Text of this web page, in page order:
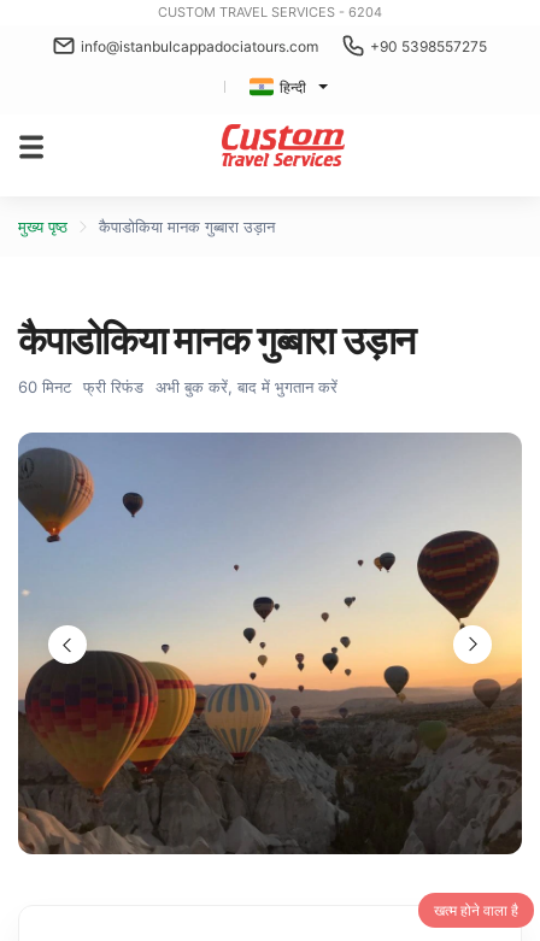
CUSTOM TRAVEL SERVICES - 6204
info@istanbulcappadociatours.com +90 5398557275
हिन्दी
मुख्य पृष्ठ कैपाडोकिया मानक गुब्बारा उड़ान
कैपाडोकिया मानक गुब्बारा उड़ान
60 मिनट फ्री रिफंड अभी बुक करें, बाद में भुगतान करें
खत्म होने वाला है